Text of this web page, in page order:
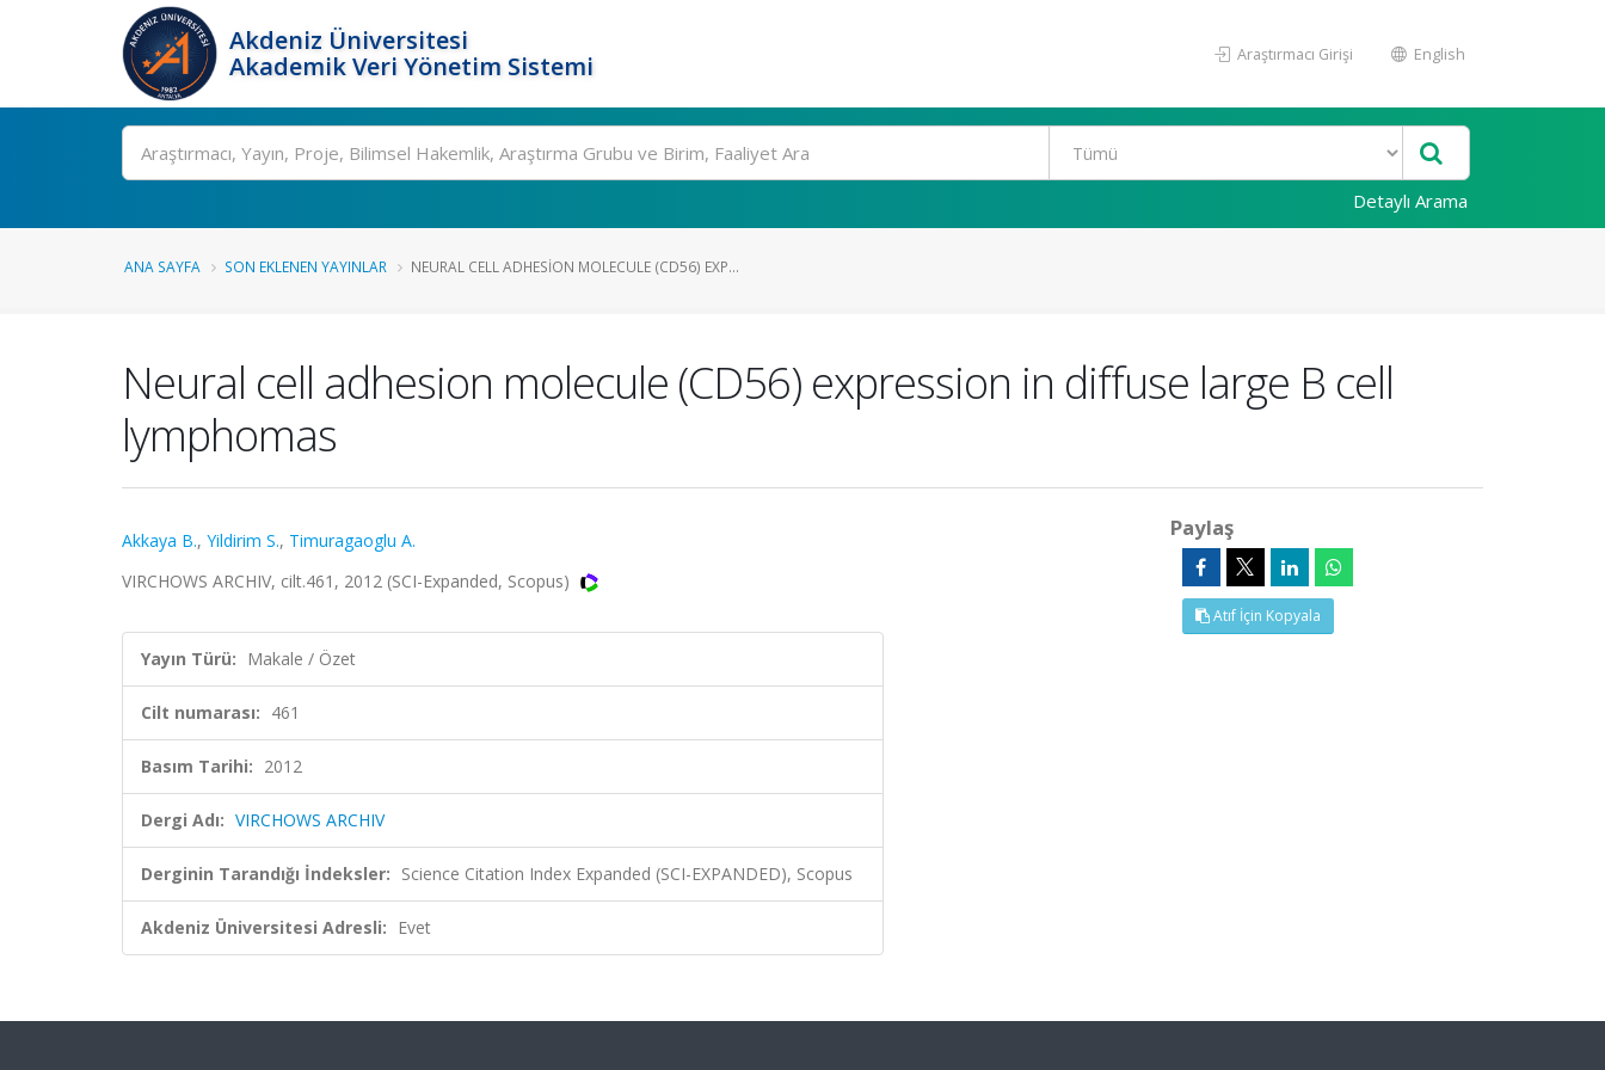
Akdeniz Üniversitesi
Akademik Veri Yönetim Sistemi
Araştırmacı Girişi English
Ara
Detaylı Arama
ANA SAYFA SON EKLENEN YAYINLAR NEURAL CELL ADHESION MOLECULE (CD56) EXP...
Neural cell adhesion molecule (CD56) expression in diffuse large B cell
lymphomas
Akkaya B., Yildirim S., Timuragaoglu A.
VIRCHOWS ARCHIV, cilt.461, 2012 (SCI-Expanded, Scopus)
Yayın Türü: Makale / Özet
Cilt numarası: 461
Basım Tarihi: 2012
Dergi Adı: VIRCHOWS ARCHIV
Derginin Tarandığı İndeksler: Science Citation Index Expanded (SCI-EXPANDED), Scopus
Akdeniz Üniversitesi Adresli: Evet
Paylaş
Atıf İçin Kopyala